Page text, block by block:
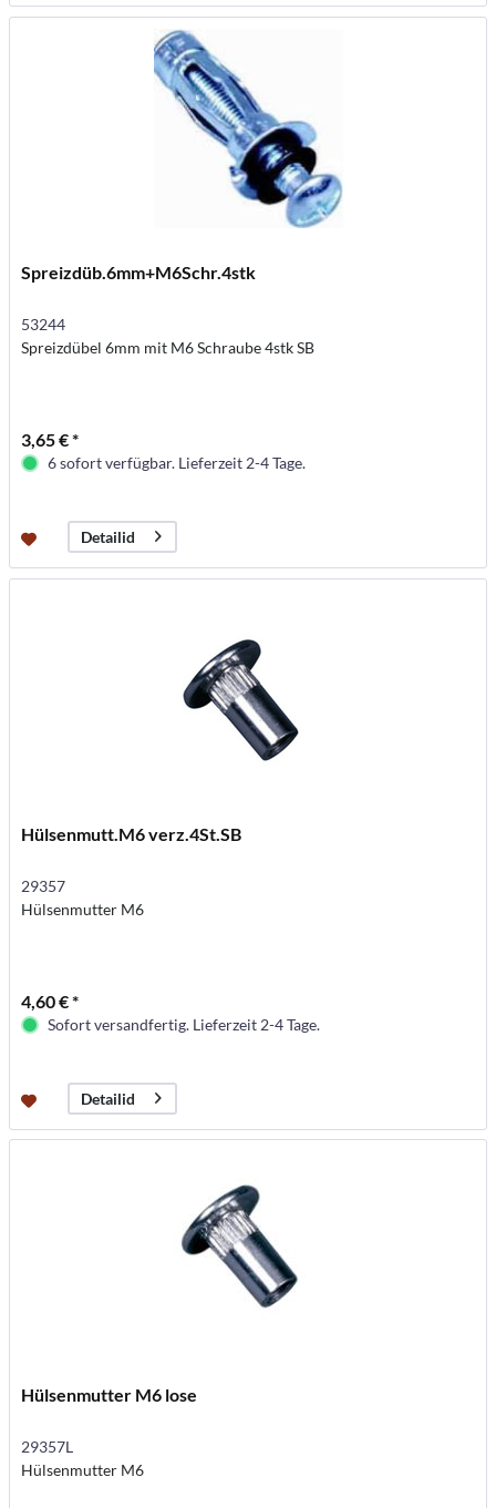
Spreizdüb.6mm+M6Schr.4stk
53244
Spreizdübel 6mm mit M6 Schraube 4stk SB
3,65 € *
6 sofort verfügbar. Lieferzeit 2-4 Tage.
Detailid
Hülsenmutt.M6 verz.4St.SB
29357
Hülsenmutter M6
4,60 € *
Sofort versandfertig. Lieferzeit 2-4 Tage.
Detailid
Hülsenmutter M6 lose
29357L
Hülsenmutter M6